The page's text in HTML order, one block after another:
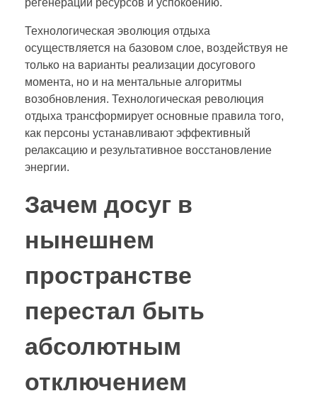
регенерации ресурсов и успокоению.
Технологическая эволюция отдыха
осуществляется на базовом слое, воздействуя не
только на варианты реализации досугового
момента, но и на ментальные алгоритмы
возобновления. Технологическая революция
отдыха трансформирует основные правила того,
как персоны устанавливают эффективный
релаксацию и результативное восстановление
энергии.
Зачем досуг в
нынешнем
пространстве
перестал быть
абсолютным
отключением